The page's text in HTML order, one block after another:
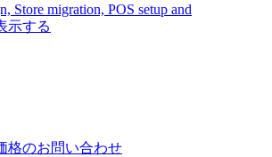
Store migration, POS setup and
示する
格のお問い合わせ